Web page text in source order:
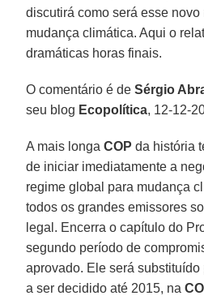
discutirá como será esse
mudança climática. Aqui o
dramáticas horas finais.
O comentário é de Sérgio
seu blog Ecopolítica, 12-12-
A mais longaCOPda história
de iniciar imediatamente a
regime global para mudança
todos os grandes emissores
legal. Encerra o capítulo do
segundo período de
aprovado. Ele será substituído
a ser decidido até 2015, na